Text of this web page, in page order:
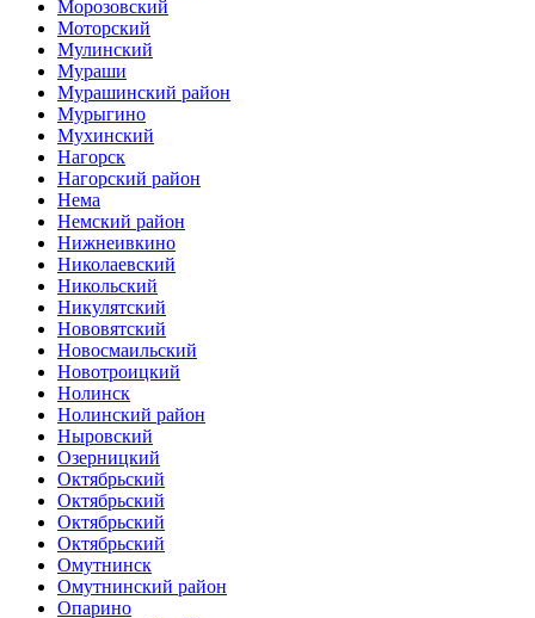
Морозовский
Моторский
Мулинский
Мураши
Мурашинский район
Мурыгино
Мухинский
Нагорск
Нагорский район
Нема
Немский район
Нижнеивкино
Николаевский
Никольский
Никулятский
Нововятский
Новосмаильский
Новотроицкий
Нолинск
Нолинский район
Ныровский
Озерницкий
Октябрьский
Октябрьский
Октябрьский
Октябрьский
Омутнинск
Омутнинский район
Опарино